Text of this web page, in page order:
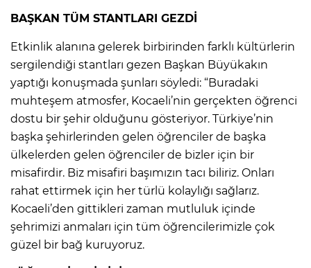
BAŞKAN TÜM STANTLARI GEZDİ
Etkinlik alanına gelerek birbirinden farklı kültürlerin
sergilendiği stantları gezen Başkan Büyükakın
yaptığı konuşmada şunları söyledi: “Buradaki
muhteşem atmosfer, Kocaeli’nin gerçekten öğrenci
dostu bir şehir olduğunu gösteriyor. Türkiye’nin
başka şehirlerinden gelen öğrenciler de başka
ülkelerden gelen öğrenciler de bizler için bir
misafirdir. Biz misafiri başımızın tacı biliriz. Onları
rahat ettirmek için her türlü kolaylığı sağlarız.
Kocaeli’den gittikleri zaman mutluluk içinde
şehrimizi anmaları için tüm öğrencilerimizle çok
güzel bir bağ kuruyoruz.